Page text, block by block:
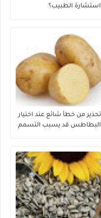
استشارة الطبيب؟
تحذير من خطأ شائع عند اختيار
البطاطس قد يسبب التسمم